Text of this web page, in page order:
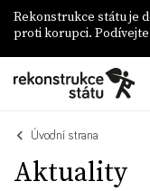
Rekonstrukce státu je
proti korupci.
Úvodní strana
Aktuality